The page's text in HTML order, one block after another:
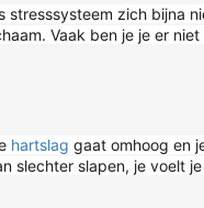
zich bijna
Vaak ben je je er
hartslag gaat omhoog en
slechter slapen, je voelt